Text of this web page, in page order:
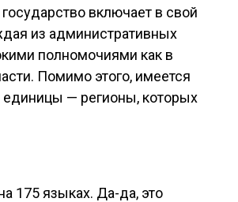
включает в свой
из административных
полномочиями как в
Помимо этого, имеется
единицы — регионы, которых
175 языках. Да-да, это